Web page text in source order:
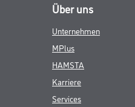
Über uns
Unternehmen
MPlus
HAMSTA
Karriere
Services